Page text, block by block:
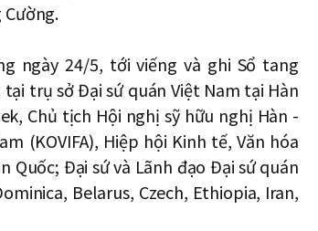
ngày 24/5, tới viếng và ghi Sổ tang
trụ sở Đại sứ quán Việt Nam tại Hàn
Chủ tịch Hội nghị sỹ hữu nghị Hàn -
(KOVIFA), Hiệp hội Kinh tế, Văn hóa
Quốc; Đại sứ và Lãnh đạo Đại sứ quán
Belarus, Czech, Ethiopia, Iran,